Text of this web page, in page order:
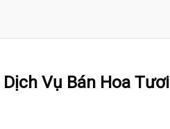
Dịch Vụ Bán Hoa Tươi